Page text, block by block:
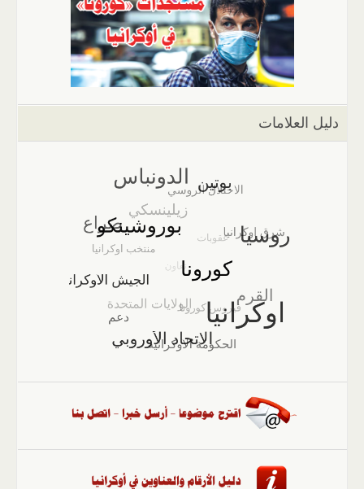
دليل العلامات